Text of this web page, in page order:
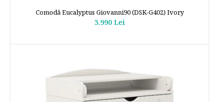
Comodă Eucalyptus Giovanni90 (DSK-G402) Ivory
3.990 Lei